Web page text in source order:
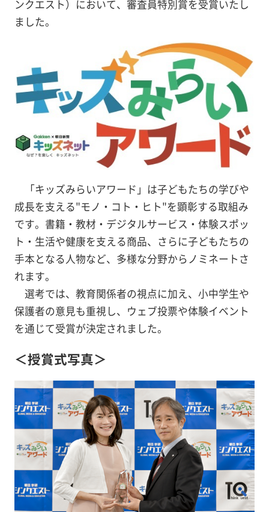
ンクエスト）において、審査員特別賞を受賞いたし
ました。
「キッズみらいアワード」は子どもたちの学びや
成長を支える"モノ・コト・ヒト"を顕彰する取組み
です。書籍・教材・デジタルサービス・体験スポッ
ト・生活や健康を支える商品、さらに子どもたちの
手本となる人物など、多様な分野からノミネートさ
れます。
選考では、教育関係者の視点に加え、小中学生や
保護者の意見も重視し、ウェブ投票や体験イベント
を通じて受賞が決定されました。
＜授賞式写真＞